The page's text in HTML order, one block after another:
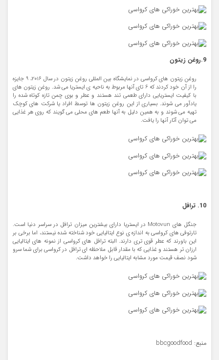
9.روغن زیتون
روغن زیتون های کرواسی در نمایشگاه بین المللی روغن زیتون در سال 2016، 9 جایزه
را از آن خود کردند که 6 تای آنها مربوط به ناحیه ی ایستریا می شد. روغن زیتون های
با کیفیت ایستریایی دارای طعمی تند هستند و عطر و بوی چمن تازه کوتاه شده را
یادآور می شوند. بسیاری از این روغن زیتون ها توسط افراد یا شرکت های کوچک
تهیه می شوند و به همین دلیل به آنها طعم های محلی می گویند که روی هر غذایی
می توان آثار آنها را یافت.
10. ترافل
جنگل های Motovun در ایستریا دارای بیشترین میزان ترافل در سراسر دنیا است.
تارتوفی های کرواسی به اندازه ی نوع ایتالیایی خود شناخته شده نیستند، اما برخی بر
این باورند که عطر قوی تری دارند. البته ترافل های کرواسی از نمونه های ایتالیایی
ارزان تر هستند و غذایی که با مقدار قابل ملاحظه ای ترافل در کرواسی برای شما سرو
شود نصف قیمت مورد مشابه ایتالیایی را خواهد داشت.
منبع: bbcgoodfood